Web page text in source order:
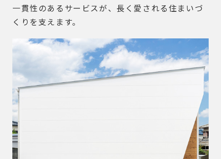
一貫性のあるサービスが、長く愛される住まいづ
くりを支えます。